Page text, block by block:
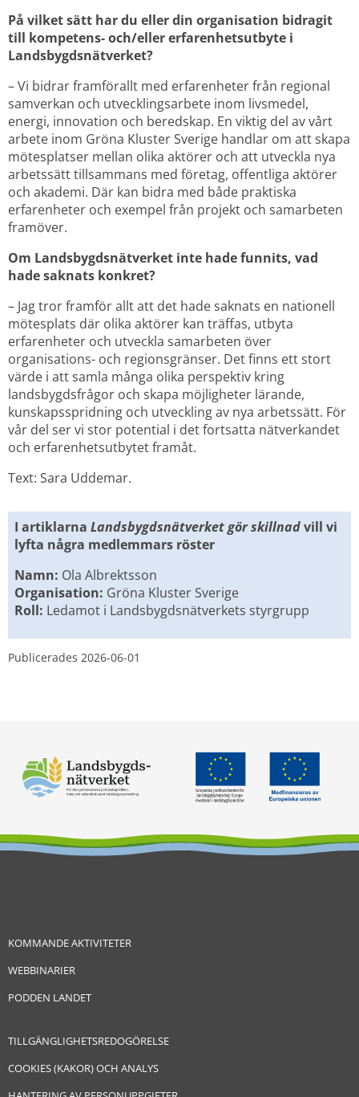
På vilket sätt har du eller din organisation bidragit
till kompetens- och/eller erfarenhetsutbyte i
Landsbygdsnätverket?
– Vi bidrar framförallt med erfarenheter från regional
samverkan och utvecklingsarbete inom livsmedel,
energi, innovation och beredskap. En viktig del av vårt
arbete inom Gröna Kluster Sverige handlar om att skapa
mötesplatser mellan olika aktörer och att utveckla nya
arbetssätt tillsammans med företag, offentliga aktörer
och akademi. Där kan bidra med både praktiska
erfarenheter och exempel från projekt och samarbeten
framöver.
Om Landsbygdsnätverket inte hade funnits, vad
hade saknats konkret?
– Jag tror framför allt att det hade saknats en nationell
mötesplats där olika aktörer kan träffas, utbyta
erfarenheter och utveckla samarbeten över
organisations- och regionsgränser. Det finns ett stort
värde i att samla många olika perspektiv kring
landsbygdsfrågor och skapa möjligheter lärande,
kunskapsspridning och utveckling av nya arbetssätt. För
vår del ser vi stor potential i det fortsatta nätverkandet
och erfarenhetsutbytet framåt.
Text: Sara Uddemar.
I artiklarna Landsbygdsnätverket gör skillnad vill vi
lyfta några medlemmars röster
Namn: Ola Albrektsson
Organisation: Gröna Kluster Sverige
Roll: Ledamot i Landsbygdsnätverkets styrgrupp
Publicerades 2026-06-01
KOMMANDE AKTIVITETER
WEBBINARIER
PODDEN LANDET
TILLGÄNGLIGHETSREDOGÖRELSE
COOKIES (KAKOR) OCH ANALYS